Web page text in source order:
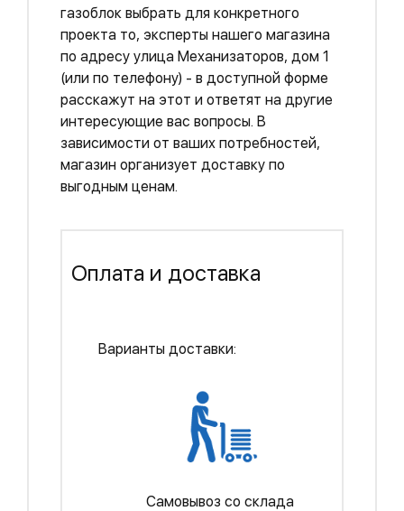
газоблок выбрать для конкретного
проекта то, эксперты нашего магазина
по адресу улица Механизаторов, дом 1
(или по телефону) - в доступной форме
расскажут на этот и ответят на другие
интересующие вас вопросы. В
зависимости от ваших потребностей,
магазин организует доставку по
выгодным ценам.
Оплата и доставка
Варианты доставки:
Самовывоз со склада